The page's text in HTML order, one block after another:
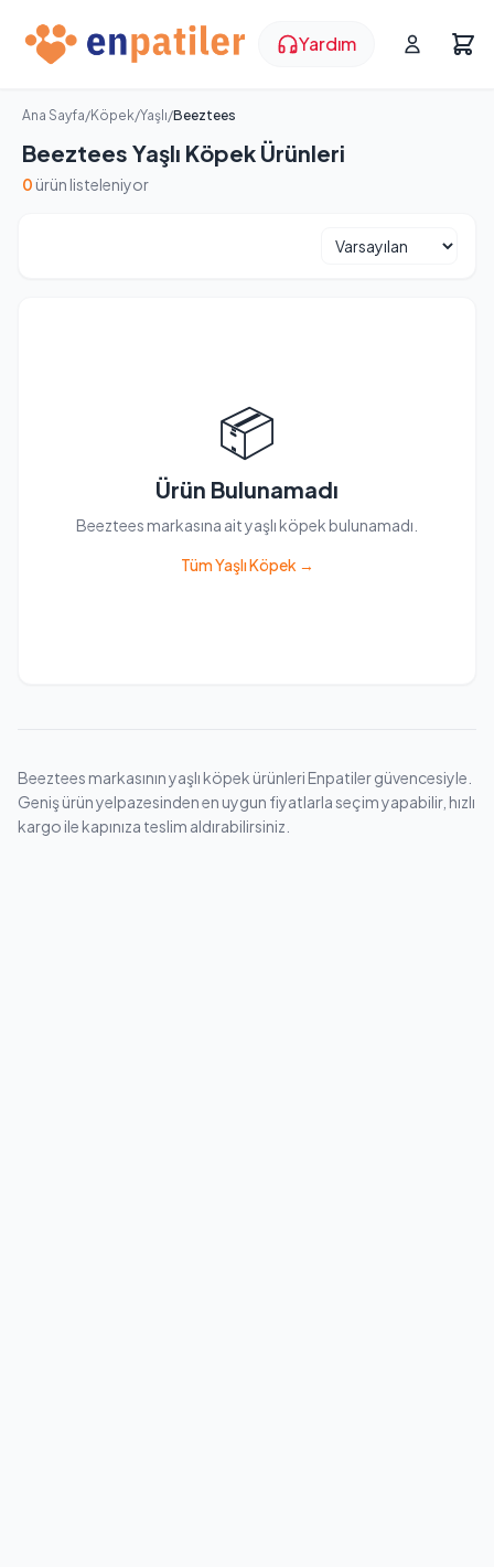
Yardım
Ana Sayfa/Köpek/Yaşlı/Beeztees
Beeztees Yaşlı Köpek Ürünleri
0 ürün listeleniyor
📦
Ürün Bulunamadı
Beeztees markasına ait yaşlı köpek bulunamadı.
Tüm Yaşlı Köpek →
Beeztees markasının yaşlı köpek ürünleri Enpatiler güvencesiyle.
Geniş ürün yelpazesinden en uygun fiyatlarla seçim yapabilir, hızlı
kargo ile kapınıza teslim aldırabilirsiniz.